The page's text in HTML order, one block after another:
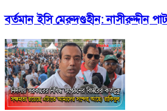
বর্তমান ইসি মেরুদণ্ডহীন: নাসীরুদ্দীন